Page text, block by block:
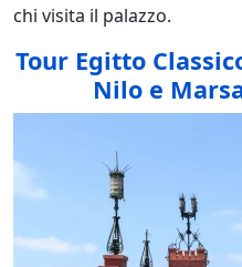
chi visita il palazzo.
Tour Egitto
Nilo e